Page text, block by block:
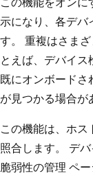
示になり、各デバ
す。 重複はさま
とえば、デバイス
既にオンボードさ
が見つかる場合が
この機能は、ホ
照合します。 デ
脆弱性の管理 ペ